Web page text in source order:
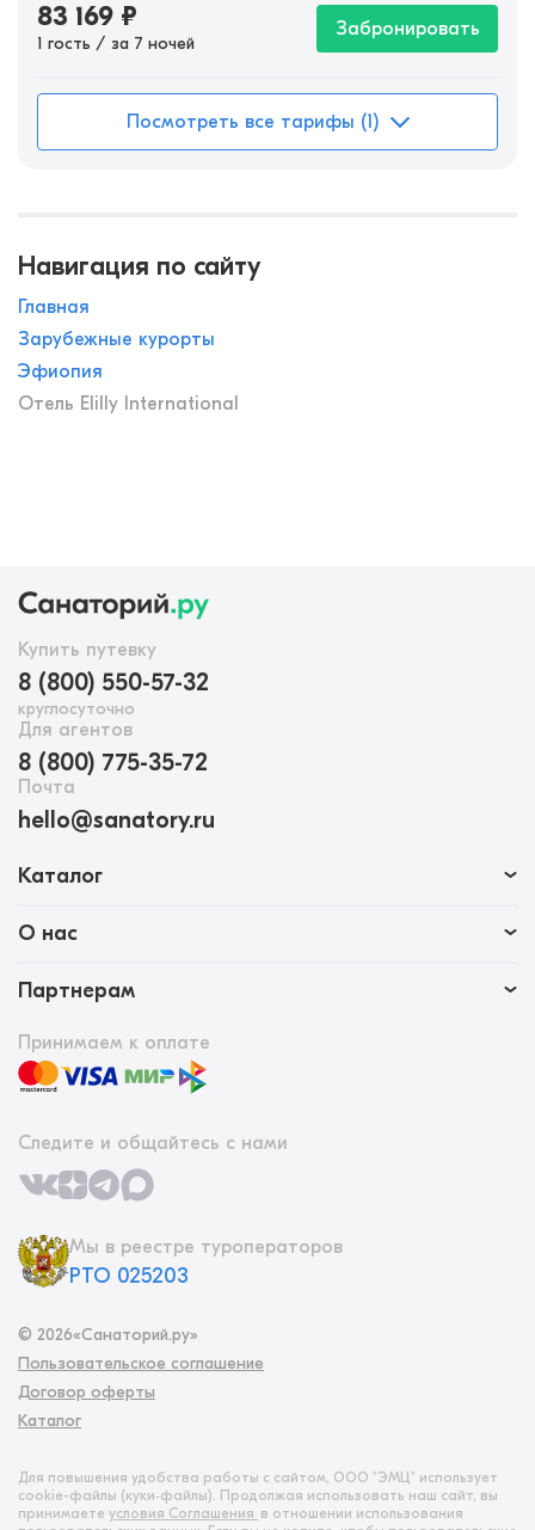
83 169 ₽
1 гость / за 7 ночей
Забронировать
Посмотреть все тарифы (1)
Навигация по сайту
Главная
Зарубежные курорты
Эфиопия
Отель Elilly International
Купить путевку
8 (800) 550-57-32
круглосуточно
Для агентов
8 (800) 775-35-72
Почта
hello@sanatory.ru
Каталог
О нас
Партнерам
Принимаем к оплате
Следите и общайтесь с нами
Мы в реестре туроператоров
РТО 025203
© 2026«Санаторий.ру»
Пользовательское соглашение
Договор оферты
Каталог
Для повышения удобства работы с сайтом, ООО "ЭМЦ" использует
cookie-файлы (куки‑файлы). Продолжая использовать наш сайт, вы
принимаете условия Соглашения в отношении использования